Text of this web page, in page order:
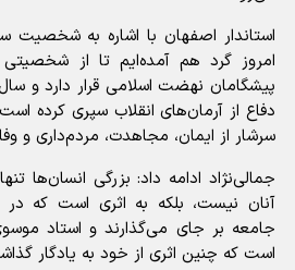
استاندار اصفهان با اشاره به
امروز گرد هم آمده‌ایم تا از
پیشگامان نهضت اسلامی قرار دارد و
دفاع از آرمان‌های انقلاب سپری کرده
سرشار از ایمان، مجاهدت، مردم‌داری و
جمالی‌نژاد ادامه داد: بزرگی انسان‌ها
آنان نیست، بلکه به اثری است که
جامعه بر جای می‌گذارند و استاد
است که چنین اثری از خود به یادگار